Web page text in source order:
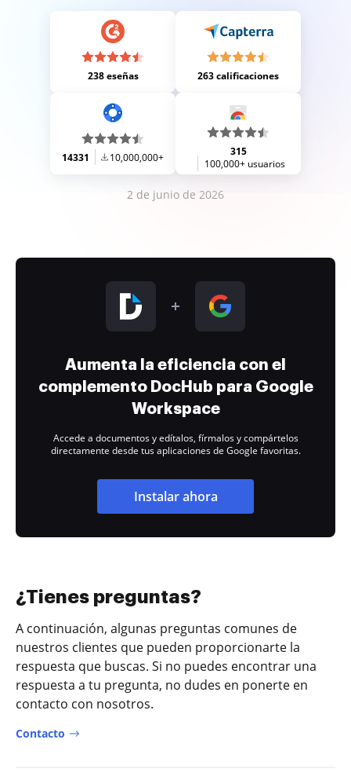
238 eseñas 263 calificaciones
14331 10,000,000+
315
100,000+ usuarios
2 de junio de 2026
Aumenta la eficiencia con el
complemento DocHub para Google
Workspace
Accede a documentos y edítalos, fírmalos y compártelos
directamente desde tus aplicaciones de Google favoritas.
Instalar ahora
¿Tienes preguntas?
A continuación, algunas preguntas comunes de
nuestros clientes que pueden proporcionarte la
respuesta que buscas. Si no puedes encontrar una
respuesta a tu pregunta, no dudes en ponerte en
contacto con nosotros.
Contacto